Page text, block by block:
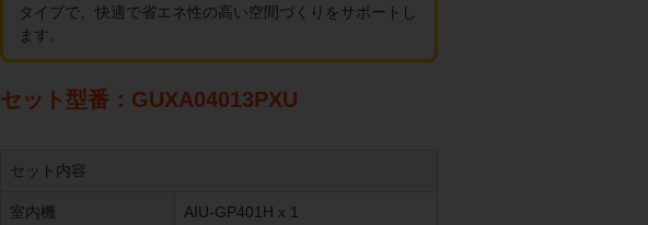
タイプで、快適で省エネ性の高い空間づくりをサポートし
ます。
セット型番：GUXA04013PXU
セット内容
室内機 AIU-GP401H x 1